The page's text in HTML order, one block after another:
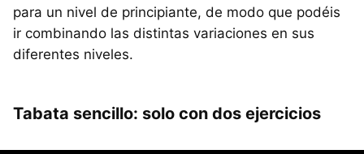
para un nivel de principiante, de modo que podéis
ir combinando las distintas variaciones en sus
diferentes niveles.
Tabata sencillo: solo con dos ejercicios